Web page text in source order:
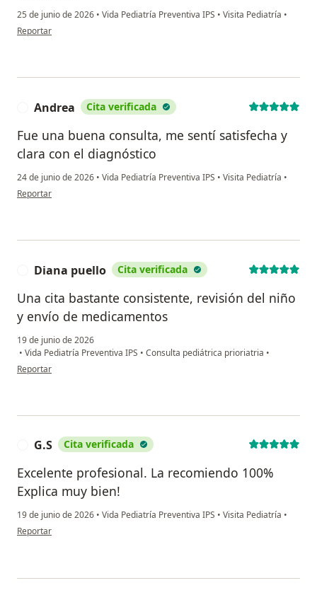
25 de junio de 2026 • Vida Pediatría Preventiva IPS • Visita Pediatría •
en opinión del usuario Lina Maria Caicedo
Reportar
Andrea Cita verificada
Fue una buena consulta, me sentí satisfecha y
clara con el diagnóstico
24 de junio de 2026 • Vida Pediatría Preventiva IPS • Visita Pediatría •
en opinión del usuario Andrea
Reportar
Diana puello Cita verificada
Una cita bastante consistente, revisión del niño
y envío de medicamentos
19 de junio de 2026
• Vida Pediatría Preventiva IPS • Consulta pediátrica prioriatria •
en opinión del usuario Diana puello
Reportar
G.S Cita verificada
Excelente profesional. La recomiendo 100%
Explica muy bien!
19 de junio de 2026 • Vida Pediatría Preventiva IPS • Visita Pediatría •
en opinión del usuario G.S
Reportar